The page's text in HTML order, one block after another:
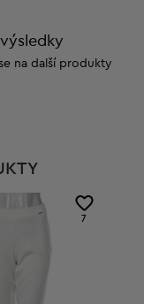
na další produkty
7